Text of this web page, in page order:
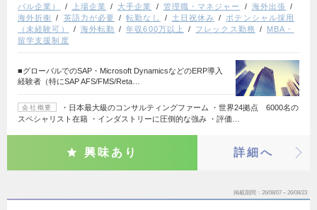
バル企業）
上場企業 大手企業 管理職・マネジャー
海外出張
海外折衝
英語力が必要 転勤なし 土日祝休み
ポテンシャル採用
（未経験可）
海外転勤 年収600万以上 フレックス勤務
MBA・
留学支援制度
■グローバルでのSAP・Microsoft DynamicsなどのERP導入
経験者（特にSAP AFS/FMS/Reta…
会社概要
・日本最大級のコンサルティングファーム ・世界24拠点 6000名の
スペシャリスト在籍 ・インダストリーに圧倒的な強み ・評価…
興味あり 詳細へ
掲載期間 26/08/07～26/08/23